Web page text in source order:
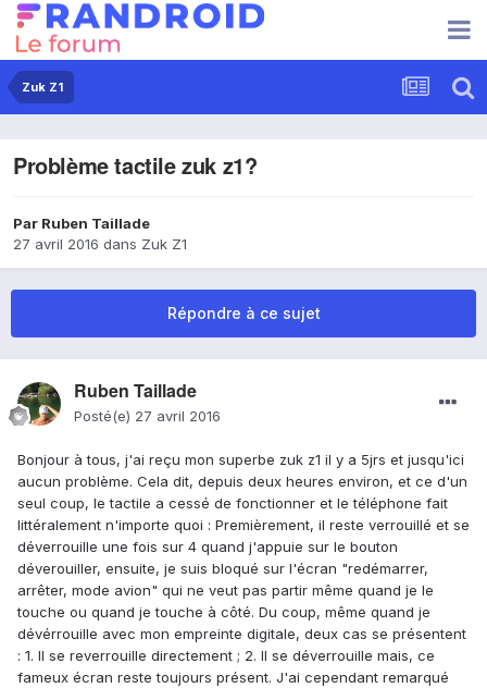
Zuk Z1
Problème tactile zuk z1?
Par Ruben Taillade
27 avril 2016 dans Zuk Z1
Répondre à ce sujet
Ruben Taillade
Posté(e) 27 avril 2016
Bonjour à tous, j'ai reçu mon superbe zuk z1 il y a 5jrs et jusqu'ici
aucun problème. Cela dit, depuis deux heures environ, et ce d'un
seul coup, le tactile a cessé de fonctionner et le téléphone fait
littéralement n'importe quoi : Premièrement, il reste verrouillé et se
déverrouille une fois sur 4 quand j'appuie sur le bouton
déverouiller, ensuite, je suis bloqué sur l'écran "redémarrer,
arrêter, mode avion" qui ne veut pas partir même quand je le
touche ou quand je touche à côté. Du coup, même quand je
dévérrouille avec mon empreinte digitale, deux cas se présentent
: 1. Il se reverrouille directement ; 2. Il se déverrouille mais, ce
fameux écran reste toujours présent. J'ai cependant remarqué